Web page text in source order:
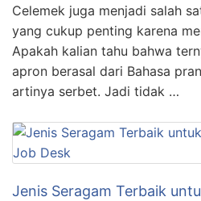
Celemek juga menjadi salah
yang cukup penting karena
Apakah kalian tahu bahwa
apron berasal dari Bahasa
artinya serbet. Jadi tidak …
Jenis Seragam Terbaik